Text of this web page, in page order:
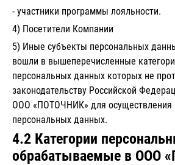
- участники программы лояльности.
4) Посетители Компании
5) Иные субъекты персональных
вошли в вышеперечисленные
персональных данных которых не
законодательству Российской
ООО «ПОТОЧНИК» для осуществления
персональных данных.
4.2 Категории
обрабатываемые в ООО